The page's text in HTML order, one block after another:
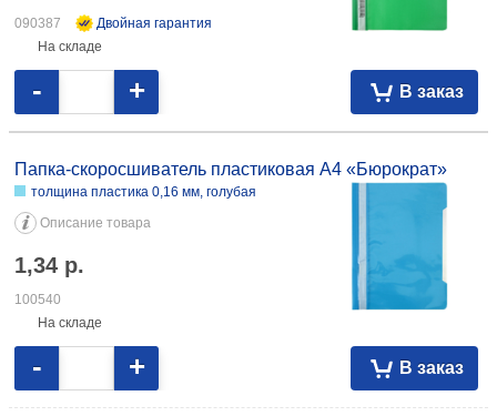
090387
Двойная гарантия
На складе
В заказ
- +
Папка-скоросшиватель пластиковая А4 «Бюрократ»
толщина пластика 0,16 мм, голубая
Описание товара
1,34 р.
100540
На складе
В заказ
- +